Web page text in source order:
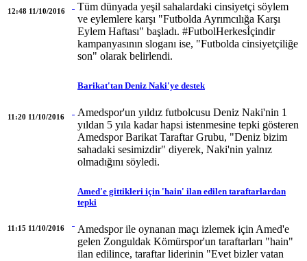
12:48 11/10/2016
Tüm dünyada yeşil sahalardaki cinsiyetçi söylem
ve eylemlere karşı "Futbolda Ayrımcılığa Karşı
Eylem Haftası" başladı. #FutbolHerkesİçindir
kampanyasının sloganı ise, "Futbolda cinsiyetçiliğe
son" olarak belirlendi.
11:20 11/10/2016
Barikat'tan Deniz Naki'ye destek
Amedspor'un yıldız futbolcusu Deniz Naki'nin 1
yıldan 5 yıla kadar hapsi istenmesine tepki gösteren
Amedspor Barikat Taraftar Grubu, "Deniz bizim
sahadaki sesimizdir" diyerek, Naki'nin yalnız
olmadığını söyledi.
11:15 11/10/2016
Amed'e gittikleri için 'hain' ilan edilen taraftarlardan
tepki
Amedspor ile oynanan maçı izlemek için Amed'e
gelen Zonguldak Kömürspor'un taraftarları "hain"
ilan edilince, taraftar liderinin "Evet bizler vatan